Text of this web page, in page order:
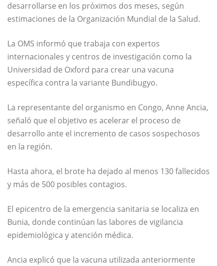
desarrollarse en los próximos dos meses, según
estimaciones de la Organización Mundial de la Salud.
La OMS informó que trabaja con expertos
internacionales y centros de investigación como la
Universidad de Oxford para crear una vacuna
específica contra la variante Bundibugyo.
La representante del organismo en Congo, Anne Ancia,
señaló que el objetivo es acelerar el proceso de
desarrollo ante el incremento de casos sospechosos
en la región.
Hasta ahora, el brote ha dejado al menos 130 fallecidos
y más de 500 posibles contagios.
El epicentro de la emergencia sanitaria se localiza en
Bunia, donde continúan las labores de vigilancia
epidemiológica y atención médica.
Ancia explicó que la vacuna utilizada anteriormente